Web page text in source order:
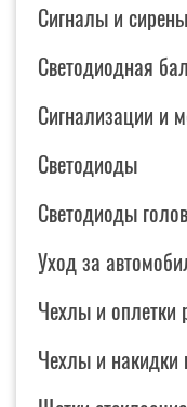
Сигналы и сирены
Светодиодная
Сигнализации и
Светодиоды
Светодиоды
Уход за
Чехлы и оплетки
Чехлы и накидки